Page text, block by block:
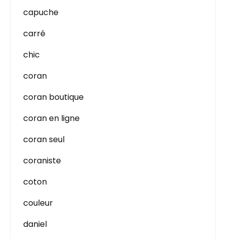
capuche
carré
chic
coran
coran boutique
coran en ligne
coran seul
coraniste
coton
couleur
daniel